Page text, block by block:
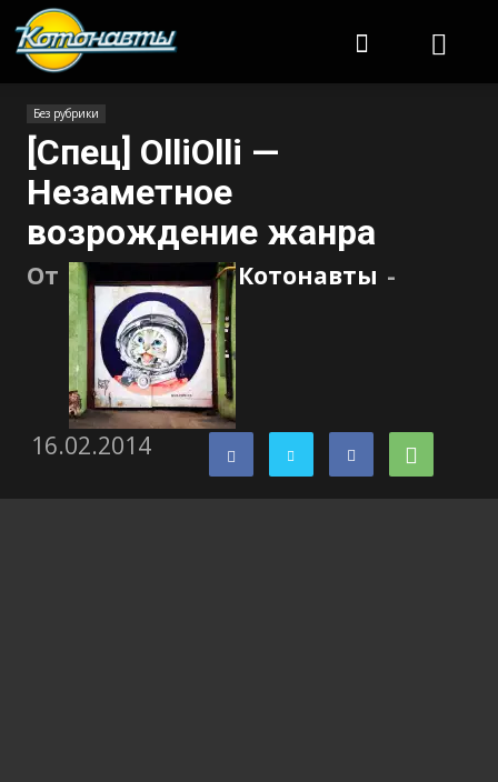
Без рубрики
[Спец] OlliOlli —
Незаметное
возрождение жанра
От Котонавты -
16.02.2014